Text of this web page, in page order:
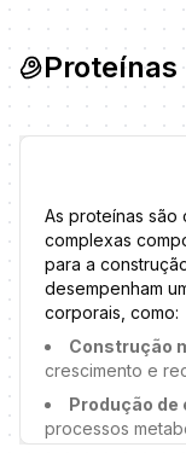
Proteínas
As proteínas são
complexas
para a
desempenham
corporais, como:
Construção
crescimento e
Produção de
processos